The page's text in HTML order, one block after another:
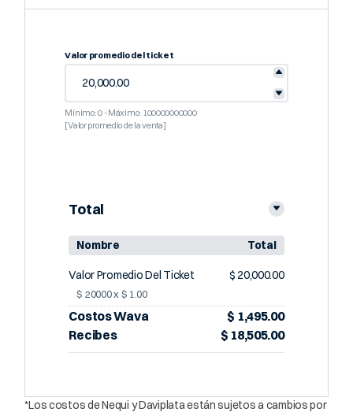
Valor promedio del ticket
Mínimo: 0 - Máximo: 100000000000
[Valor promedio de la venta]
Total
Nombre Total
Valor Promedio Del Ticket
$ 20000 x $ 1.00
$ 20,000.00
Costos Wava
$ 1,495.00
Recibes
$ 18,505.00
*Los costos de Nequi y Daviplata están sujetos a cambios por